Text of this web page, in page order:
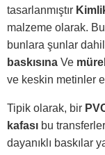
tasarlanmıştır
malzeme olarak. Bu
bunlara şunlar
baskısına Ve
ve keskin metinler
Tipik olarak, bir
kafası bu transferler
dayanıklı baskılar